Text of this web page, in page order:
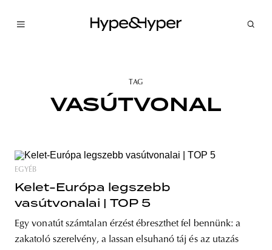
TAG
VASÚTVONAL
EGYÉB
Kelet-Európa legszebb
vasútvonalai | TOP 5
Egy vonatút számtalan érzést ébreszthet fel bennünk: a
zakatoló szerelvény, a lassan elsuhanó táj és az utazás